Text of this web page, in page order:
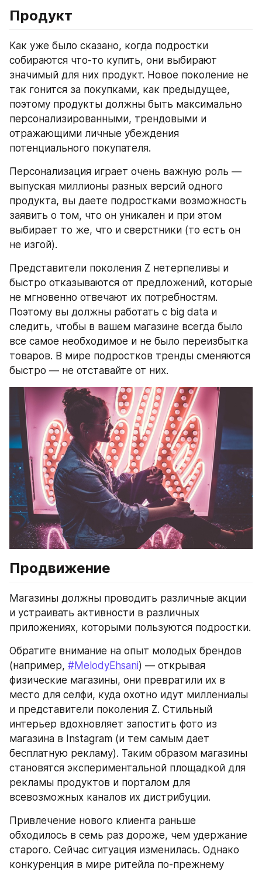
Продукт
Как уже было сказано, когда подростки
собираются что-то купить, они выбирают
значимый для них продукт. Новое поколение не
так гонится за покупками, как предыдущее,
поэтому продукты должны быть максимально
персонализированными, трендовыми и
отражающими личные убеждения
потенциального покупателя.
Персонализация играет очень важную роль —
выпуская миллионы разных версий одного
продукта, вы даете подростками возможность
заявить о том, что он уникален и при этом
выбирает то же, что и сверстники (то есть он
не изгой).
Представители поколения Z нетерпеливы и
быстро отказываются от предложений, которые
не мгновенно отвечают их потребностям.
Поэтому вы должны работать с big data и
следить, чтобы в вашем магазине всегда было
все самое необходимое и не было переизбытка
товаров. В мире подростков тренды сменяются
быстро — не отставайте от них.
Продвижение
Магазины должны проводить различные акции
и устраивать активности в различных
приложениях, которыми пользуются подростки.
Обратите внимание на опыт молодых брендов
(например, #MelodyEhsani) — открывая
физические магазины, они превратили их в
место для селфи, куда охотно идут миллениалы
и представители поколения Z. Стильный
интерьер вдохновляет запостить фото из
магазина в Instagram (и тем самым дает
бесплатную рекламу). Таким образом магазины
становятся экспериментальной площадкой для
рекламы продуктов и порталом для
всевозможных каналов их дистрибуции.
Привлечение нового клиента раньше
обходилось в семь раз дороже, чем удержание
старого. Сейчас ситуация изменилась. Однако
конкуренция в мире ритейла по-прежнему